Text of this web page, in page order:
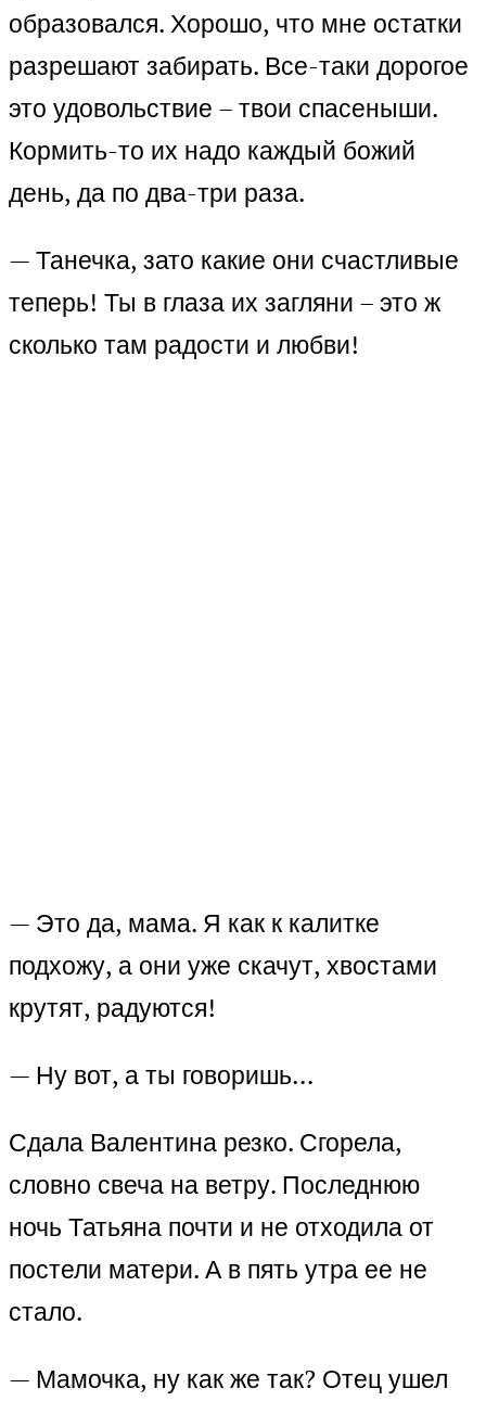
образовался. Хорошо, что мне остатки
разрешают забирать. Все-таки дорогое
это удовольствие – твои спасеныши.
Кормить-то их надо каждый божий
день, да по два-три раза.
— Танечка, зато какие они счастливые
теперь! Ты в глаза их загляни – это ж
сколько там радости и любви!
— Это да, мама. Я как к калитке
подхожу, а они уже скачут, хвостами
крутят, радуются!
— Ну вот, а ты говоришь…
Сдала Валентина резко. Сгорела,
словно свеча на ветру. Последнюю
ночь Татьяна почти и не отходила от
постели матери. А в пять утра ее не
стало.
— Мамочка, ну как же так? Отец ушел